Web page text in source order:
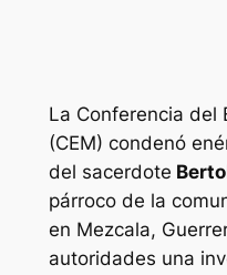
La Conferencia del
(CEM) condenó
del sacerdote
párroco de la
en Mezcala,
autoridades una